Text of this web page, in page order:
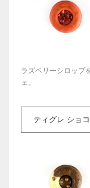
ラズベリーシロップ
ェ。
ティグレ ショ